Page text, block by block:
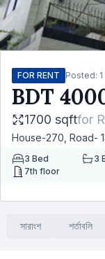
FOR RENT Posted:
BDT
1700 sqftfor
House-270, Road-
3 Bed 3
7th floor
সারাংশ শর্তাবলি